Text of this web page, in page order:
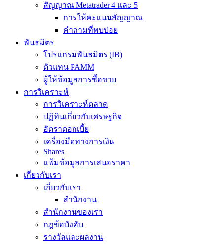
สัญญาณ Metatrader 4 และ 5
การให้คะแนนสัญญาณ
คำถามที่พบบ่อย
พันธมิตร
โปรแกรมพันธมิตร (IB)
ตัวแทน PAMM
ผู้ให้ข้อมูลการซื้อขาย
การวิเคราะห์
การวิเคราะห์ตลาด
ปฏิทินเกี่ยวกับเศรษฐกิจ
อัตราดอกเบี้ย
เครื่องมือทางการเงิน
Shares
แฟ้มข้อมูลการเสนอราคา
เกี่ยวกับเรา
เกี่ยวกับเรา
สำนักงาน
สำนักงานของเรา
กฎข้อบังคับ
รางวัลและผลงาน